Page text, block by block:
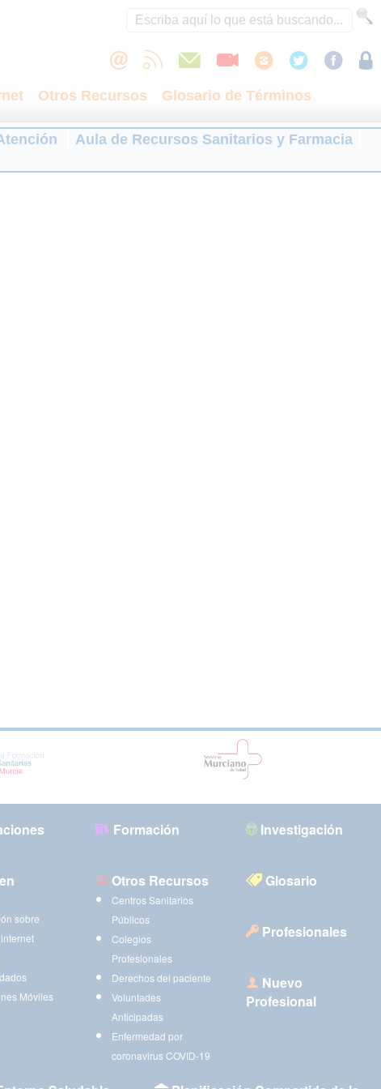
Otros Recursos
Glosario de Términos
Aula de Recursos Sanitarios y Farmacia
Formación Investigación
sobre
Móviles
Otros Recursos
Centros Sanitarios
Públicos
Colegios
Profesionales
Derechos del paciente
Voluntades
Anticipadas
Enfermedad por
coronavirus COVID-19
Glosario
Profesionales
Nuevo
Profesional